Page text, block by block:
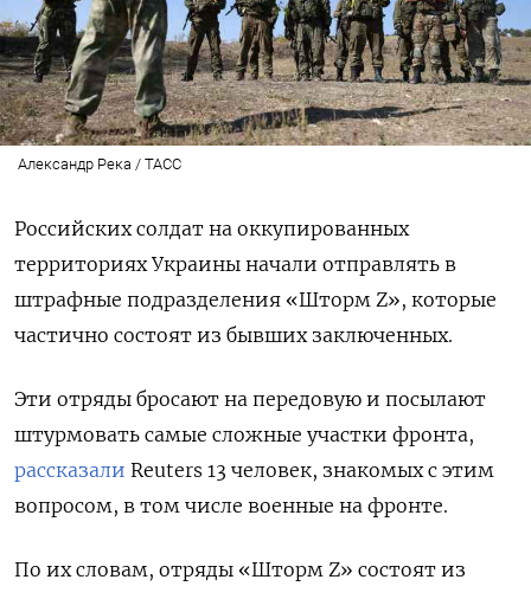
Александр Река / ТАСС
Российских солдат на оккупированных
территориях Украины начали отправлять в
штрафные подразделения «Шторм Z», которые
частично состоят из бывших заключенных.
Эти отряды бросают на передовую и посылают
штурмовать самые сложные участки фронта,
рассказали Reuters 13 человек, знакомых с этим
вопросом, в том числе военные на фронте.
По их словам, отряды «Шторм Z» состоят из